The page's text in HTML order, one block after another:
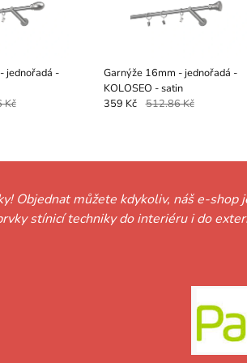
jednořadá -
Kč
Garnýže 16mm - jednořadá -
KOLOSEO - satin
359 Kč 512.86 Kč
Objednat můžete kdykoliv, náš e-
stínicí techniky do interiéru i do